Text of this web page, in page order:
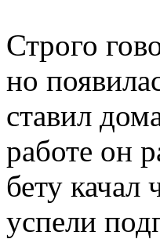
Строго
но
ставил
работе он
бету качал
успели